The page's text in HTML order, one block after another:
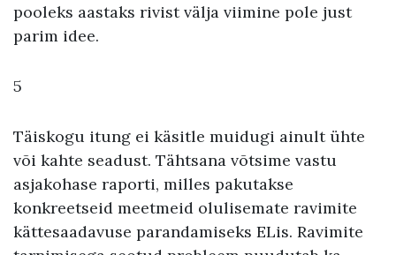
pooleks aastaks rivist välja viimine pole just
parim idee.
5
Täiskogu itung ei käsitle muidugi ainult ühte
või kahte seadust. Tähtsana võtsime vastu
asjakohase raporti, milles pakutakse
konkreetseid meetmeid olulisemate ravimite
kättesaadavuse parandamiseks ELis. Ravimite